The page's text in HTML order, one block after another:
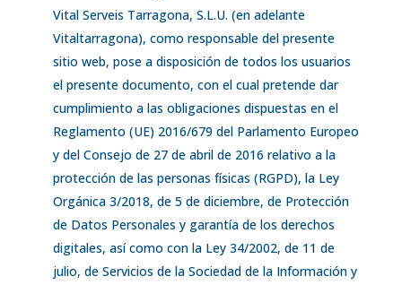
Vital Serveis Tarragona, S.L.U. (en adelante
Vitaltarragona), como responsable del presente
sitio web, pose a disposición de todos los usuarios
el presente documento, con el cual pretende dar
cumplimiento a las obligaciones dispuestas en el
Reglamento (UE) 2016/679 del Parlamento Europeo
y del Consejo de 27 de abril de 2016 relativo a la
protección de las personas físicas (RGPD), la Ley
Orgánica 3/2018, de 5 de diciembre, de Protección
de Datos Personales y garantía de los derechos
digitales, así como con la Ley 34/2002, de 11 de
julio, de Servicios de la Sociedad de la Información y